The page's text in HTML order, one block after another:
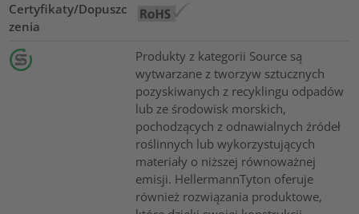
Certyfikaty/Dopuszc
zenia
Produkty z kategorii Source są
wytwarzane z tworzyw sztucznych
pozyskiwanych z recyklingu odpadów
lub ze środowisk morskich,
pochodzących z odnawialnych źródeł
roślinnych lub wykorzystujących
materiały o niższej równoważnej
emisji. HellermannTyton oferuje
również rozwiązania produktowe,